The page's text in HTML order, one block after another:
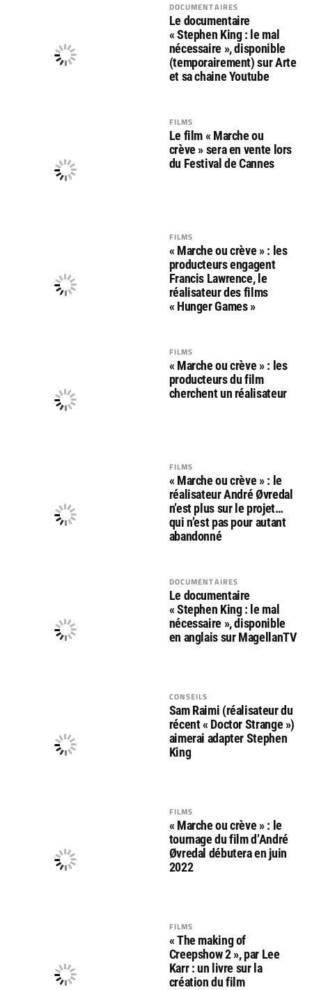
DOCUMENTAIRES
Le documentaire
« Stephen King : le mal
nécessaire », disponible
(temporairement) sur Arte
et sa chaine Youtube
FILMS
Le film « Marche ou
crève » sera en vente lors
du Festival de Cannes
FILMS
« Marche ou crève » : les
producteurs engagent
Francis Lawrence, le
réalisateur des films
« Hunger Games »
FILMS
« Marche ou crève » : les
producteurs du film
cherchent un réalisateur
FILMS
« Marche ou crève » : le
réalisateur André Øvredal
n’est plus sur le projet…
qui n’est pas pour autant
abandonné
DOCUMENTAIRES
Le documentaire
« Stephen King : le mal
nécessaire », disponible
en anglais sur MagellanTV
CONSEILS
Sam Raimi (réalisateur du
récent « Doctor Strange »)
aimerai adapter Stephen
King
FILMS
« Marche ou crève » : le
tournage du film d’André
Øvredal débutera en juin
2022
FILMS
« The making of
Creepshow 2 », par Lee
Karr : un livre sur la
création du film